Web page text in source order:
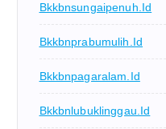
Bkkbnsungaipenuh.id
Bkkbnprabumulih.id
Bkkbnpagaralam.id
Bkkbnlubuklinggau.id